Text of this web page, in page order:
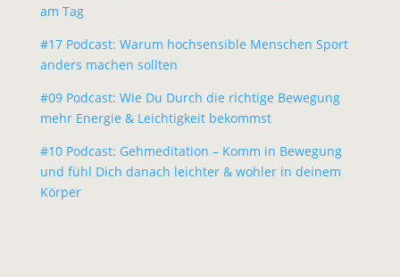
am Tag
#17 Podcast: Warum hochsensible Menschen Sport
anders machen sollten
#09 Podcast: Wie Du Durch die richtige Bewegung
mehr Energie & Leichtigkeit bekommst
#10 Podcast: Gehmeditation – Komm in Bewegung
und fühl Dich danach leichter & wohler in deinem
Körper